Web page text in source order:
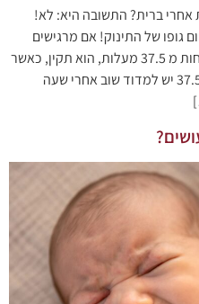
אחרי ברית? התשובה היא: לא!
גופו של התינוק! אם מרגישים
שהתינוק חם יש למדוד לו חום. חום פחות מ 37.5 מעלות, הוא תקין, כאשר
חום גוף התינוק הוא גבולי ומתקרב ל 37.5 יש למדוד שוב אחרי שעה